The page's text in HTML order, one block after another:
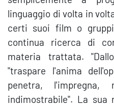
linguaggio di volta in
certi suoi film o
continua ricerca di
materia trattata.
"traspare l'anima
penetra, l'impregna,
indimostrabile". La